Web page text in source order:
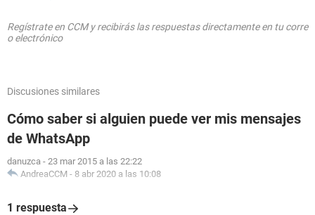
Regístrate en CCM y recibirás las respuestas directamente en tu corre
o electrónico
Discusiones similares
Cómo saber si alguien puede ver mis mensajes
de WhatsApp
danuzca - 23 mar 2015 a las 22:22
AndreaCCM - 8 abr 2020 a las 10:08
1 respuesta